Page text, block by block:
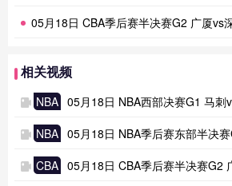
05月18日 CBA季后赛半决赛G2 广厦vs
相关视频
NBA 05月18日 NBA西部决赛G1 马刺vs
NBA 05月18日 NBA季后赛东部半决赛G7 骑
CBA 05月18日 CBA季后赛半决赛G2 广厦